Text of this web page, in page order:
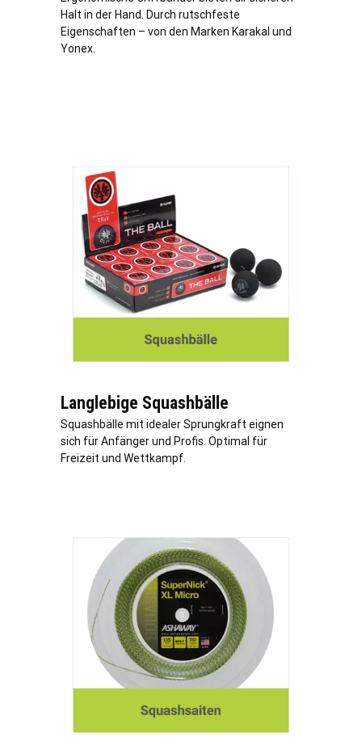
Halt in der Hand. Durch rutschfeste
Eigenschaften – von den Marken Karakal und
Yonex.
Langlebige Squashbälle
Squashbälle mit idealer Sprungkraft eignen
sich für Anfänger und Profis. Optimal für
Freizeit und Wettkampf.